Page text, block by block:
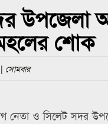
কানাইঘাটের কিশোর
উপজেলা
শোক
সোমবার
নেতা ও সিলেট সদর